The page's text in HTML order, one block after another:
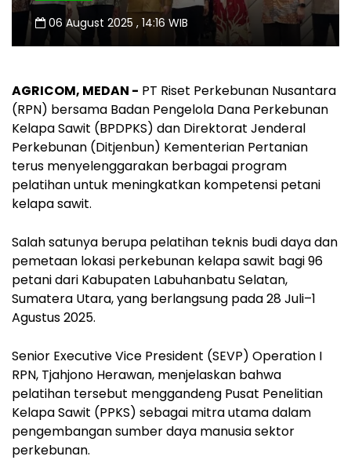
06 August 2025 , 14:16 WIB
AGRICOM, MEDAN - PT Riset Perkebunan Nusantara
(RPN) bersama Badan Pengelola Dana Perkebunan
Kelapa Sawit (BPDPKS) dan Direktorat Jenderal
Perkebunan (Ditjenbun) Kementerian Pertanian
terus menyelenggarakan berbagai program
pelatihan untuk meningkatkan kompetensi petani
kelapa sawit.
Salah satunya berupa pelatihan teknis budi daya dan
pemetaan lokasi perkebunan kelapa sawit bagi 96
petani dari Kabupaten Labuhanbatu Selatan,
Sumatera Utara, yang berlangsung pada 28 Juli–1
Agustus 2025.
Senior Executive Vice President (SEVP) Operation I
RPN, Tjahjono Herawan, menjelaskan bahwa
pelatihan tersebut menggandeng Pusat Penelitian
Kelapa Sawit (PPKS) sebagai mitra utama dalam
pengembangan sumber daya manusia sektor
perkebunan.